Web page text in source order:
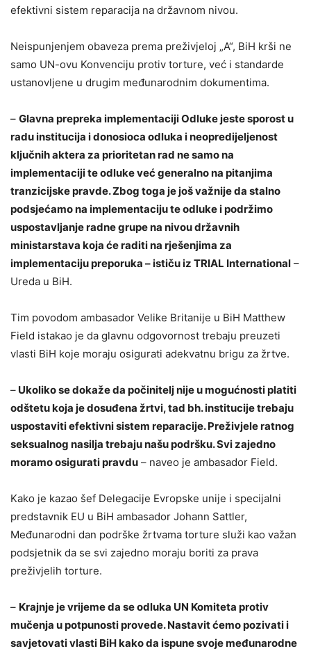
efektivni sistem reparacija na državnom nivou.
Neispunjenjem obaveza prema preživjeloj „A“, BiH krši ne
samo UN-ovu Konvenciju protiv torture, već i standarde
ustanovljene u drugim međunarodnim dokumentima.
– Glavna prepreka implementaciji Odluke jeste sporost u
radu institucija i donosioca odluka i neopredijeljenost
ključnih aktera za prioritetan rad ne samo na
implementaciji te odluke već generalno na pitanjima
tranzicijske pravde. Zbog toga je još važnije da stalno
podsjećamo na implementaciju te odluke i podržimo
uspostavljanje radne grupe na nivou državnih
ministarstava koja će raditi na rješenjima za
implementaciju preporuka – ističu iz TRIAL International –
Ureda u BiH.
Tim povodom ambasador Velike Britanije u BiH Matthew
Field istakao je da glavnu odgovornost trebaju preuzeti
vlasti BiH koje moraju osigurati adekvatnu brigu za žrtve.
– Ukoliko se dokaže da počinitelj nije u mogućnosti platiti
odštetu koja je dosuđena žrtvi, tad bh. institucije trebaju
uspostaviti efektivni sistem reparacije. Preživjele ratnog
seksualnog nasilja trebaju našu podršku. Svi zajedno
moramo osigurati pravdu – naveo je ambasador Field.
Kako je kazao šef Delegacije Evropske unije i specijalni
predstavnik EU u BiH ambasador Johann Sattler,
Međunarodni dan podrške žrtvama torture služi kao važan
podsjetnik da se svi zajedno moraju boriti za prava
preživjelih torture.
– Krajnje je vrijeme da se odluka UN Komiteta protiv
mučenja u potpunosti provede. Nastavit ćemo pozivati i
savjetovati vlasti BiH kako da ispune svoje međunarodne